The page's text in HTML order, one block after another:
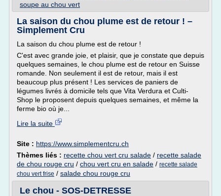
soupe au chou vert
La saison du chou plume est de retour ! –
Simplement Cru
La saison du chou plume est de retour !
C'est avec grande joie, et plaisir, que je constate que depuis
quelques semaines, le chou plume est de retour en Suisse
romande. Non seulement il est de retour, mais il est
beaucoup plus présent ! Les services de paniers de
légumes livrés à domicile tels que Vita Verdura et Culti-
Shop le proposent depuis quelques semaines, et même la
ferme bio où je...
Lire la suite
Site : https://www.simplementcru.ch
Thèmes liés : recette chou vert cru salade / recette salade
de chou rouge cru / chou vert cru en salade / recette salade
chou vert frise / salade chou rouge cru
Le chou - SOS-DETRESSE